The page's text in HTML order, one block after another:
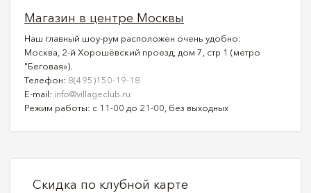
Магазин в центре Москвы
Наш главный шоу-рум расположен очень удобно:
Москва, 2-й Хорошёвский проезд, дом 7, стр 1 (метро
"Беговая»).
Телефон: 8(495)150-19-18
E-mail: info@villageclub.ru
Режим работы: с 11-00 до 21-00, без выходных
Скидка по клубной карте